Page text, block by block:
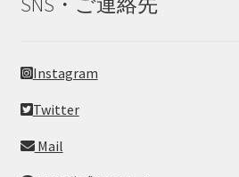
Instagram
Twitter
Mail